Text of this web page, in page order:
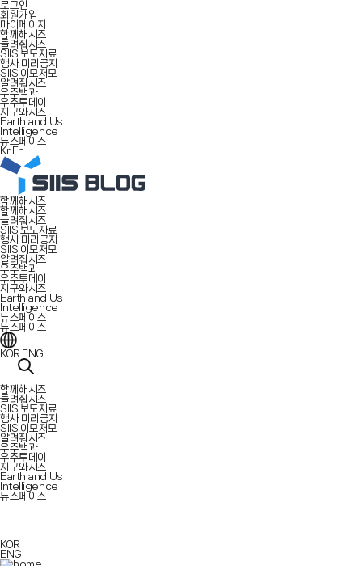
로그인
회원가입
마이페이지
함께해시즈
들려줘시즈
SIIS 보도자료
행사 미리공지
SIIS 이모저모
알려줘시즈
우주백과
우주투데이
지구와시즈
Earth and Us
Intelligence
뉴스페이스
Kr En
함께해시즈
함께해시즈
들려줘시즈
SIIS 보도자료
행사 미리공지
SIIS 이모저모
알려줘시즈
우주백과
우주투데이
지구와시즈
Earth and Us
Intelligence
뉴스페이스
뉴스페이스
KOR ENG
함께해시즈
들려줘시즈
SIIS 보도자료
행사 미리공지
SIIS 이모저모
알려줘시즈
우주백과
우주투데이
지구와시즈
Earth and Us
Intelligence
뉴스페이스
KOR
ENG